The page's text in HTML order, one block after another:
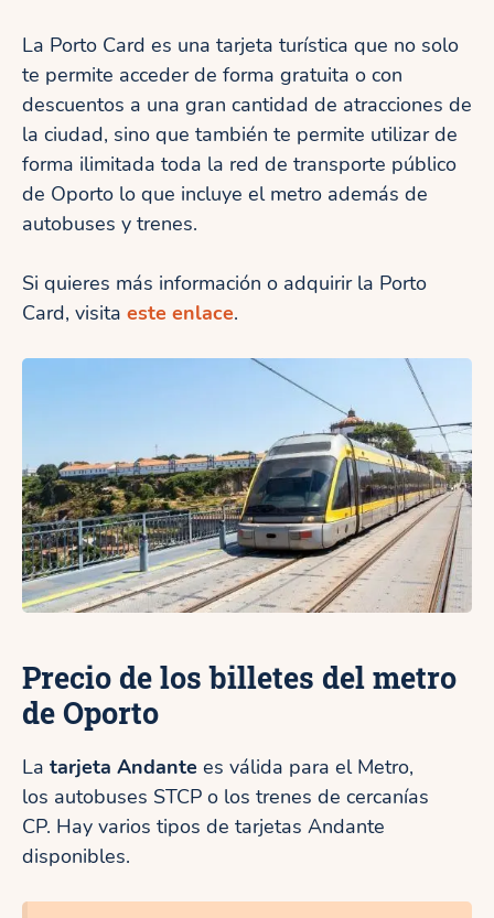
La Porto Card es una tarjeta turística que no solo
te permite acceder de forma gratuita o con
descuentos a una gran cantidad de atracciones de
la ciudad, sino que también te permite utilizar de
forma ilimitada toda la red de transporte público
de Oporto lo que incluye el metro además de
autobuses y trenes.
Si quieres más información o adquirir la Porto
Card, visita este enlace.
Precio de los billetes del metro
de Oporto
La tarjeta Andante es válida para el Metro,
los autobuses STCP o los trenes de cercanías
CP. Hay varios tipos de tarjetas Andante
disponibles.